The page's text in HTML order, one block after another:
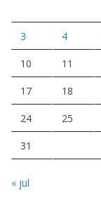
3 4
10 11
17 18
24 25
31
« jul